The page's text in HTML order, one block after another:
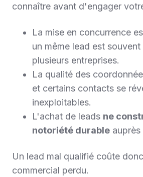
connaître avant d'engager
La mise en concurrence
un même lead est souvent
plusieurs entreprises.
La qualité des
et certains contacts se
inexploitables.
L'achat de leads ne
notoriété durable
Un lead mal qualifié coûte
commercial perdu.